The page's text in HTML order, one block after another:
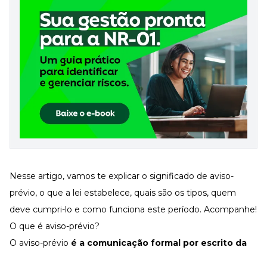
Todos os Materiais Gratuitos
Confira nossos materiais
E-book
Aprofunde seu conhecimento
Ferramentas e Templates
Para agilizar o seu trabalho
Infográfico
Conteúdo prático e rápido
Kits
Lives
Newsletters
Nesse artigo, vamos te explicar o significado de aviso-
prévio, o que a lei estabelece, quais são os tipos, quem
deve cumpri-lo e como funciona este período. Acompanhe!
O que é aviso-prévio?
O aviso-prévio é a comunicação formal por escrito da